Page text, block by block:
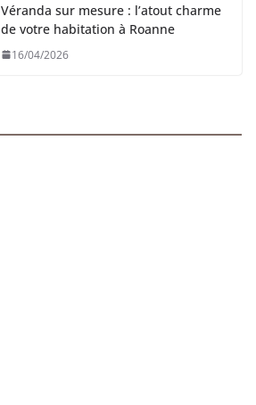
Véranda sur mesure : l’atout charme
de votre habitation à Roanne
16/04/2026